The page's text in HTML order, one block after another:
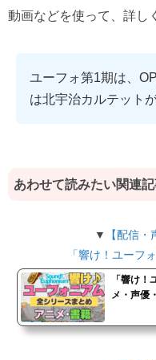
動画などを使って、詳し
ユーフォ第1期は、
は北宇治カルテット
あわせて読みたい関連
▼
【配信・
「響け！ユーフ
「響け
メ・声優